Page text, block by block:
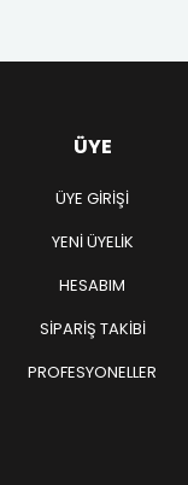
ÜYE
ÜYE GIRIŞI
YENI ÜYELIK
HESABIM
SIPARIŞ TAKIBI
PROFESYONELLER